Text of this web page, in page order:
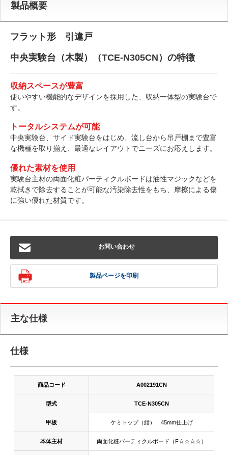
製品概要
フラット形 引違戸
中央実験台（木製）（TCE-N305CN）の特徴
収納スペースが豊富
使いやすい機能的なデザインを採用した、収納一体型の実験台で
す。
トータルシステムが可能
中央実験台、サイド実験台をはじめ、流し台から吊戸棚まで豊富
な機種を取り揃え、最適なレイアウトでニーズにお応えします。
優れた素材を使用
実験台主材の両面化粧パーティクルボードは油性マジックなどを
乾拭きで除去することが可能な汚染除去性をもち、摩擦による傷
に強い優れた材質です。
お問い合わせ
製品ページを印刷
主な仕様
仕様
商品コード A002191CN
型式 TCE-N305CN
甲板 ケミトップ（紺） 45mm仕上げ
本体主材 両面化粧パーティクルボード（F☆☆☆☆）